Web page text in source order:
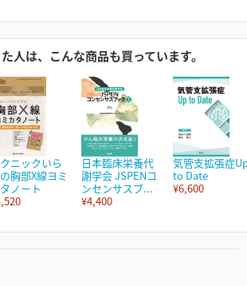
人は、こんな商品も買っています。
ニックいら
胸部X線ヨミ
ノート
日本臨床栄養代
謝学会 JSPENコ
ンセンサスブ...
¥4,400
気管支拡張症
to Date
¥6,600